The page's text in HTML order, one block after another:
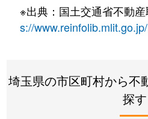
※出典：国土交通省不動
s://www.reinfolib.mlit.go.jp/
埼玉県の市区町村から不
探す